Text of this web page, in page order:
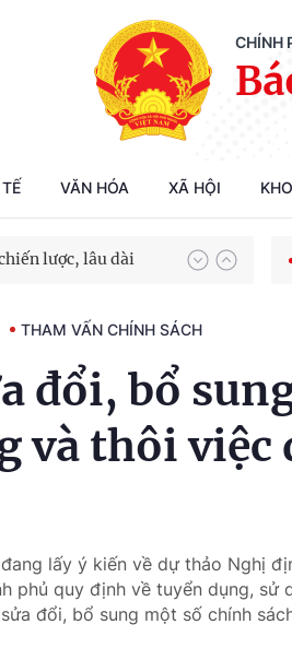
CHÍNH
VĂN HÓA XÃ HỘI
nguyên mới
Chiến dịch 500 ngày đêm tìm kiếm, quy tập và xác định danh tính hài cốt liệt sĩ
Bảo vệ nền tảng tư tưởng của Đảng trong kỷ nguyên phát triển mới
lược, lâu dài
THAM VẤN CHÍNH SÁCH
đổi, bổ
và thôi việc
lấy ý kiến về dự thảo Nghị
phủ quy định về tuyển dụng, sử
đổi, bổ sung một số chính